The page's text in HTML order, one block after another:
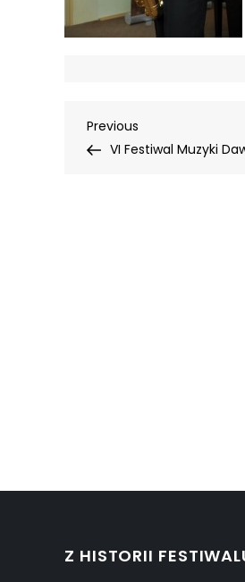
Nawigacja
Previous
Post
Previous
VI Festiwal Muzyki
Z HISTORII